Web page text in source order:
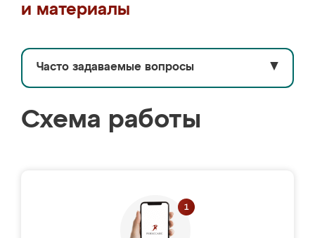
и материалы
Часто задаваемые вопросы ▼
Схема работы